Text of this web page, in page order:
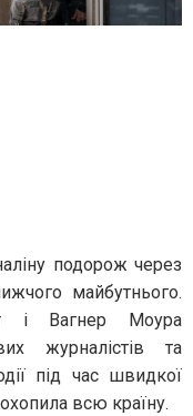
подорож через
майбутнього.
і Вагнер Моура
журналістів та
під час швидкої
всю країну.